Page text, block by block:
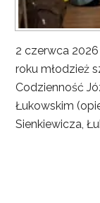
2 czerwca
roku młodzież
Codzienność
Łukowskim
Sienkiewicza,